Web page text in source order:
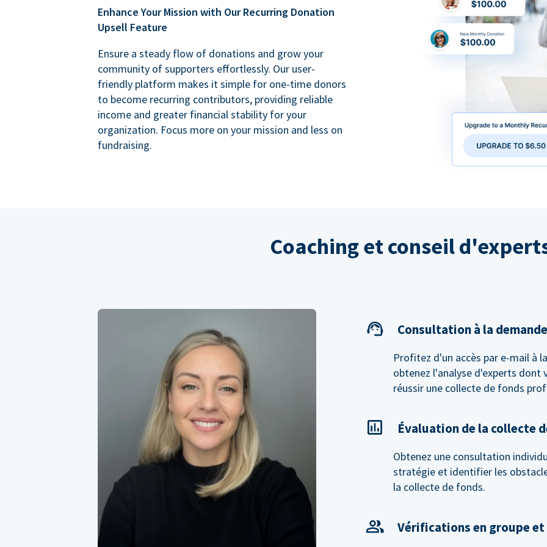
Enhance Your Mission with Our Recurring Donation
Upsell Feature
Ensure a steady flow of donations and grow your
community of supporters effortlessly. Our user-
friendly platform makes it simple for one-time donors
to become recurring contributors, providing reliable
income and greater financial stability for your
organization. Focus more on your mission and less on
fundraising.
Coaching et conseil
Consultation à la
Profitez d'un accès par e-mail à
obtenez l'analyse d'experts dont
réussir une collecte de fonds
Évaluation de la collecte
Obtenez une consultation
stratégie et identifier les
la collecte de fonds.
Vérifications en groupe